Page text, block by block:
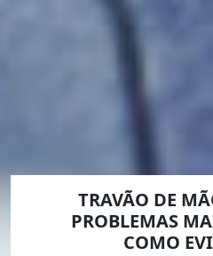
TRAVÃO DE
PROBLEMAS
COMO